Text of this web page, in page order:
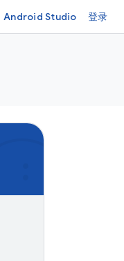
Android Studio 登录